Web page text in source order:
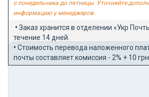
с понедельника до пятницы. Уточняйте
информацию у менеджеров.
• Заказ хранится в отделении «Укр
течение 14 дней.
• Стоимость перевода наложенного
почты составляет комиссия - 2% + 10 грн.